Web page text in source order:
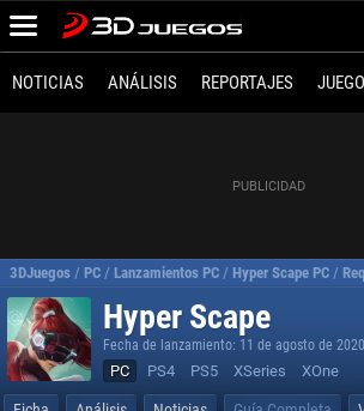
NOTICIAS ANÁLISIS REPORTAJES
3DJuegos / PC / Lanzamientos PC / Hyper Scape PC /
Hyper Scape
Fecha de lanzamiento: 11 de agosto de 2020
PC PS4 PS5 XSeries XOne